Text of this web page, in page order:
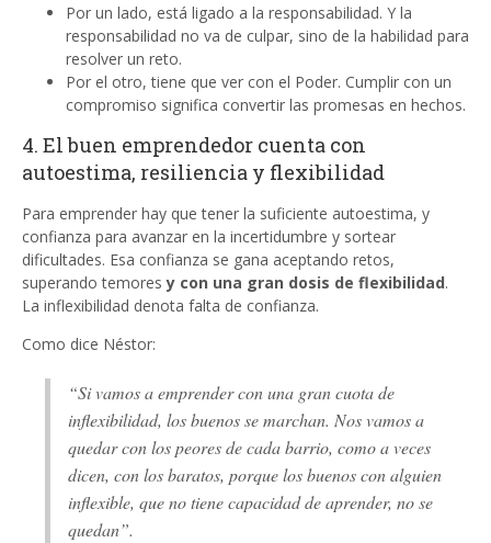
Por un lado, está ligado a la responsabilidad. Y la
responsabilidad no va de culpar, sino de la habilidad para
resolver un reto.
Por el otro, tiene que ver con el Poder. Cumplir con un
compromiso significa convertir las promesas en hechos.
4. El buen emprendedor cuenta con
autoestima, resiliencia y flexibilidad
Para emprender hay que tener la suficiente autoestima, y
confianza para avanzar en la incertidumbre y sortear
dificultades. Esa confianza se gana aceptando retos,
superando temoresy con una gran dosis de flexibilidad.
La inflexibilidad denota falta de confianza.
Como dice Néstor:
“Si vamos a emprender con una gran cuota de
inflexibilidad, los buenos se marchan. Nos vamos a
quedar con los peores de cada barrio, como a veces
dicen, con los baratos, porque los buenos con alguien
inflexible, que no tiene capacidad de aprender, no se
quedan”.